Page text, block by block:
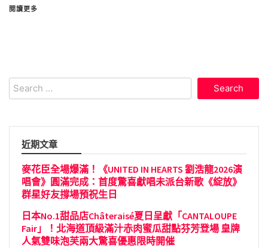
閱讀更多
Search
for:
近期文章
麥花臣全場爆滿！《UNITED IN HEARTS 劉浩龍2026演
唱會》圓滿完成：首度驚喜獻唱未派台新歌《綻放》
群星好友撐場預祝生日
日本No.1甜品店Châteraisé夏日呈獻「CANTALOUPE
Fair」！北海道頂級滿汁赤肉蜜瓜甜點芬芳登場 皇牌
人氣雙味泡芙兩大驚喜優惠限時開催